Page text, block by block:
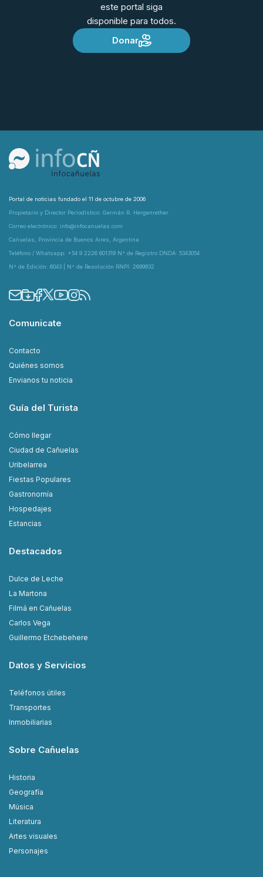
este portal siga
disponible para todos.
Donar
Portal de noticias fundado el 11 de octubre de 2006
Propietario y Director Periodístico: Germán R. Hergenrether
Correo electrónico: info@infocanuelas.com
Cañuelas, Provincia de Buenos Aires, Argentina
Teléfono / Whatsapp: +54 9 2226 601319 N° de Registro DNDA: 5343054
N° de Edición: 6043 | N° de Resolución RNPI: 2699932
Comunicate
Contacto
Quiénes somos
Envianos tu noticia
Guía del Turista
Cómo llegar
Ciudad de Cañuelas
Uribelarrea
Fiestas Populares
Gastronomía
Hospedajes
Estancias
Destacados
Dulce de Leche
La Martona
Filmá en Cañuelas
Carlos Vega
Guillermo Etchebehere
Datos y Servicios
Teléfonos útiles
Transportes
Inmobiliarias
Sobre Cañuelas
Historia
Geografía
Música
Literatura
Artes visuales
Personajes